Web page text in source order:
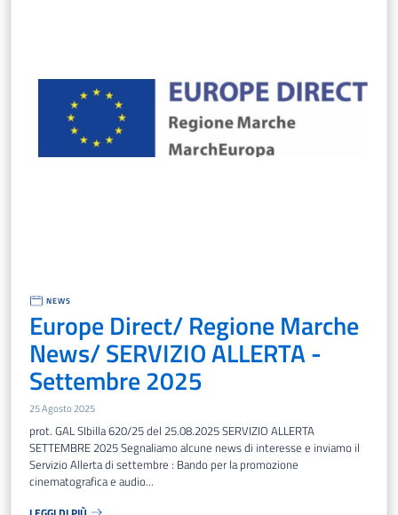
NEWS
Europe Direct/ Regione Marche
News/ SERVIZIO ALLERTA -
Settembre 2025
25 Agosto 2025
prot. GAL SIbilla 620/25 del 25.08.2025 SERVIZIO ALLERTA
SETTEMBRE 2025 Segnaliamo alcune news di interesse e inviamo il
Servizio Allerta di settembre : Bando per la promozione
cinematografica e audio...